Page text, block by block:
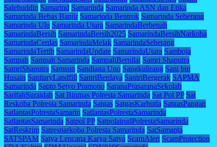
Salehuddin Samarind Samarinda Samarinda ASN dan Etika
Samarinda Bebas Banjir Samarinda Bentrok Samarinda Seberang
Samarinda Ulu Samarinda Utara SamarindaBerbenah
SamarindaBersih SamarindaBersih2025 SamarindaBersihNarkoba
SamarindaCerdas SamarindaMelak SamarindaSeberang
SamarindaTertib SamarindaUpdate SamarindaUtara Samboja
Sampah Sampah Samarinda SampahBernilai Samri Shaputra
SamriShaputra Samsun Sandiaga Uno Sangkulirang Sani bin
Husain SanitaryLandfill SantriBerdaya SantriBergerak SAPMA
Samarinda Sapto Setyo Pramono SaranaPrasaranaSekolah
SarifahSuraidah Sat Binmas Polresta Samarinda Sat Pol PP Sat
Reskoba Polresta Samarinda Satgas SatgasKarhutla SatgasPangan
SatlantasPolrestaSamarin SatlantasPolrestaSamarinda
SatlantasSamarinda Satpol PP SatpolairudPolrestaSamarinda
SatReskrim Satresnarkoba Polresta Samarinda SatSamapta
SATSPAM Satya Lencana Karya Satya ScamAlert ScamProtection